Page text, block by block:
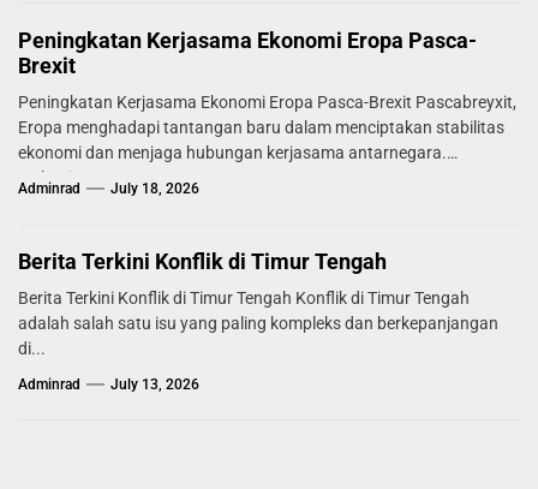
Peningkatan Kerjasama Ekonomi Eropa Pasca-
Brexit
Peningkatan Kerjasama Ekonomi Eropa Pasca-Brexit Pascabreyxit,
Eropa menghadapi tantangan baru dalam menciptakan stabilitas
ekonomi dan menjaga hubungan kerjasama antarnegara.
Mekanisme...
Adminrad July 18, 2026
Berita Terkini Konflik di Timur Tengah
Berita Terkini Konflik di Timur Tengah Konflik di Timur Tengah
adalah salah satu isu yang paling kompleks dan berkepanjangan
di...
Adminrad July 13, 2026